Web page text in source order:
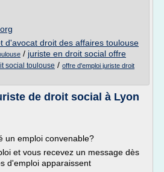
d'avocat droit des affaires toulouse
/ juriste en droit social offre
social toulouse / offre d'emploi juriste droit
de droit social à Lyon
un emploi convenable?
et vous recevez un message dès
d'emploi apparaissent